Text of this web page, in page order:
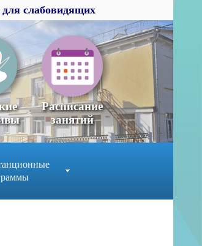
Версия для слабовидящих
слабовидящих
×
Расписание
занятий
x